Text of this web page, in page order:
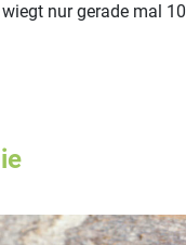
nur gerade mal 10